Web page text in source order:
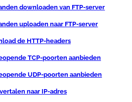
downloaden van FTP-server
uploaden naar FTP-server
de HTTP-headers
TCP-poorten aanbieden
UDP-poorten aanbieden
naar IP-adres